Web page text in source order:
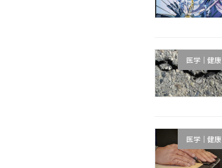
医学｜健康
医学｜健康